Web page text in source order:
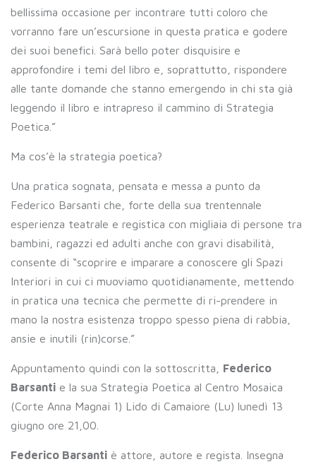
bellissima occasione per incontrare tutti coloro che
vorranno fare un’escursione in questa pratica e godere
dei suoi benefici. Sarà bello poter disquisire e
approfondire i temi del libro e, soprattutto, rispondere
alle tante domande che stanno emergendo in chi sta già
leggendo il libro e intrapreso il cammino di Strategia
Poetica.”
Ma cos’è la strategia poetica?
Una pratica sognata, pensata e messa a punto da
Federico Barsanti che, forte della sua trentennale
esperienza teatrale e registica con migliaia di persone tra
bambini, ragazzi ed adulti anche con gravi disabilità,
consente di “scoprire e imparare a conoscere gli Spazi
Interiori in cui ci muoviamo quotidianamente, mettendo
in pratica una tecnica che permette di ri-prendere in
mano la nostra esistenza troppo spesso piena di rabbia,
ansie e inutili (rin)corse.”
Appuntamento quindi con la sottoscritta, Federico
Barsanti e la sua Strategia Poetica al Centro Mosaica
(Corte Anna Magnai 1) Lido di Camaiore (Lu) lunedì 13
giugno ore 21,00.
Federico Barsanti è attore, autore e regista. Insegna